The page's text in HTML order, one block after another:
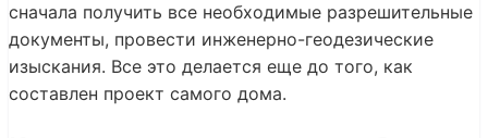
сначала получить все необходимые разрешительные
документы, провести инженерно-геодезические
изыскания. Все это делается еще до того, как
составлен проект самого дома.